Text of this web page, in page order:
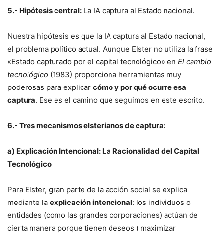
5.- Hipótesis central: La IA captura al Estado nacional.
Nuestra hipótesis es que la IA captura al Estado nacional,
el problema político actual. Aunque Elster no utiliza la frase
«Estado capturado por el capital tecnológico» en El cambio
tecnológico (1983) proporciona herramientas muy
poderosas para explicar cómo y por qué ocurre esa
captura. Ese es el camino que seguimos en este escrito.
6.- Tres mecanismos elsterianos de captura:
a) Explicación Intencional: La Racionalidad del Capital
Tecnológico
Para Elster, gran parte de la acción social se explica
mediante la explicación intencional: los individuos o
entidades (como las grandes corporaciones) actúan de
cierta manera porque tienen deseos ( maximizar